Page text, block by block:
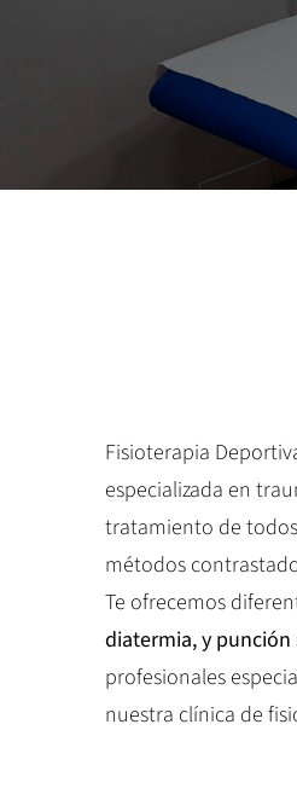
Fisioterapia
especializada en
tratamiento de
métodos
Te ofrecemos
diatermia, y punción
profesionales
nuestra clínica de